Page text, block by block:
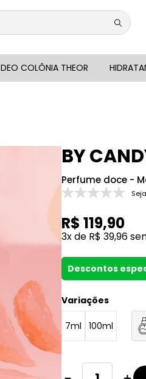
DEO COLÔNIA THEOR
BY
Perfume doce -
R$ 119,90
3x de R$ 39,96
Descontos
Variações
7ml 100ml